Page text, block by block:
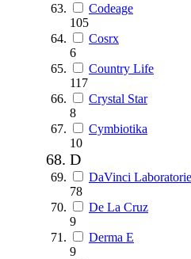
Codeage
105
Cosrx
6
Country Life
117
Crystal Star
8
Cymbiotika
10
D
DaVinci
78
De La Cruz
9
Derma E
9